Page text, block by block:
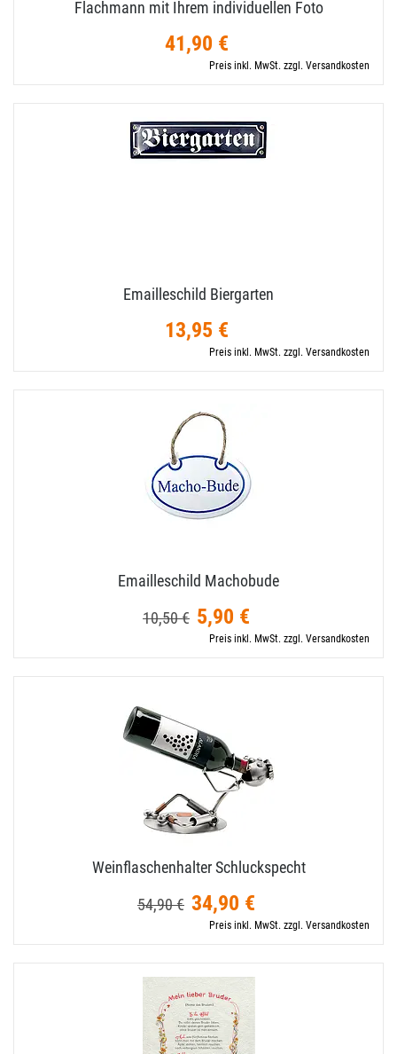
Flachmann mit Ihrem individuellen Foto
41,90 €
Preis inkl. MwSt. zzgl. Versandkosten
Emailleschild Biergarten
13,95 €
Preis inkl. MwSt. zzgl. Versandkosten
Emailleschild Machobude
10,50 € 5,90 €
Preis inkl. MwSt. zzgl. Versandkosten
Weinflaschenhalter Schluckspecht
54,90 € 34,90 €
Preis inkl. MwSt. zzgl. Versandkosten